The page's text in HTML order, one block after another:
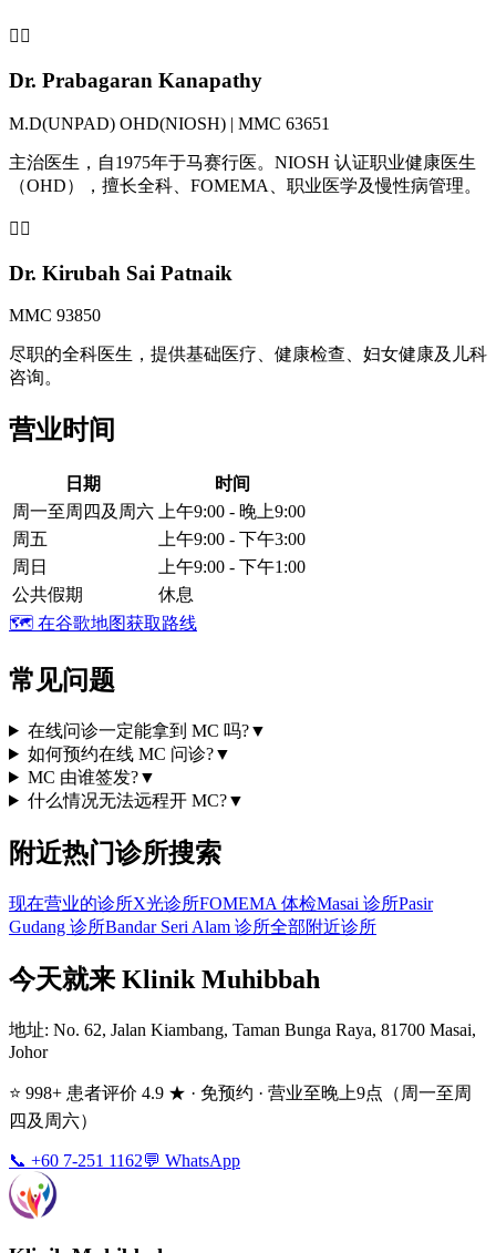
👨‍⚕️
Dr. Prabagaran Kanapathy
M.D(UNPAD) OHD(NIOSH) | MMC 63651
主治医生，自1975年于马赛行医。NIOSH 认证职业健康医生
（OHD），擅长全科、FOMEMA、职业医学及慢性病管理。
👩‍⚕️
Dr. Kirubah Sai Patnaik
MMC 93850
尽职的全科医生，提供基础医疗、健康检查、妇女健康及儿科
咨询。
营业时间
日期
时间
周一至周四及周六
上午9:00 - 晚上9:00
周五
上午9:00 - 下午3:00
周日
上午9:00 - 下午1:00
公共假期
休息
🗺️ 在谷歌地图获取路线
常见问题
在线问诊一定能拿到 MC 吗?▼
如何预约在线 MC 问诊?▼
MC 由谁签发?▼
什么情况无法远程开 MC?▼
附近热门诊所搜索
现在营业的诊所X光诊所FOMEMA 体检Masai 诊所Pasir
Gudang 诊所Bandar Seri Alam 诊所全部附近诊所
今天就来 Klinik Muhibbah
地址: No. 62, Jalan Kiambang, Taman Bunga Raya, 81700 Masai,
Johor
⭐ 998+ 患者评价 4.9 ★ · 免预约 · 营业至晚上9点（周一至周
四及周六）
📞 +60 7-251 1162💬 WhatsApp